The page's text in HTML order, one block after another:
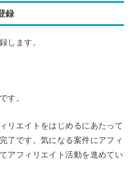
録
します。
す。
リエイトをはじめるにあたって
了です。気になる案件にアフィ
アフィリエイト活動を進めてい